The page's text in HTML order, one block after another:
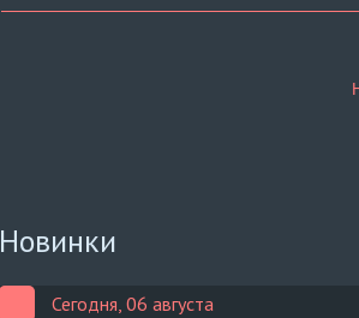
Новинки
Сегодня, 06 августа